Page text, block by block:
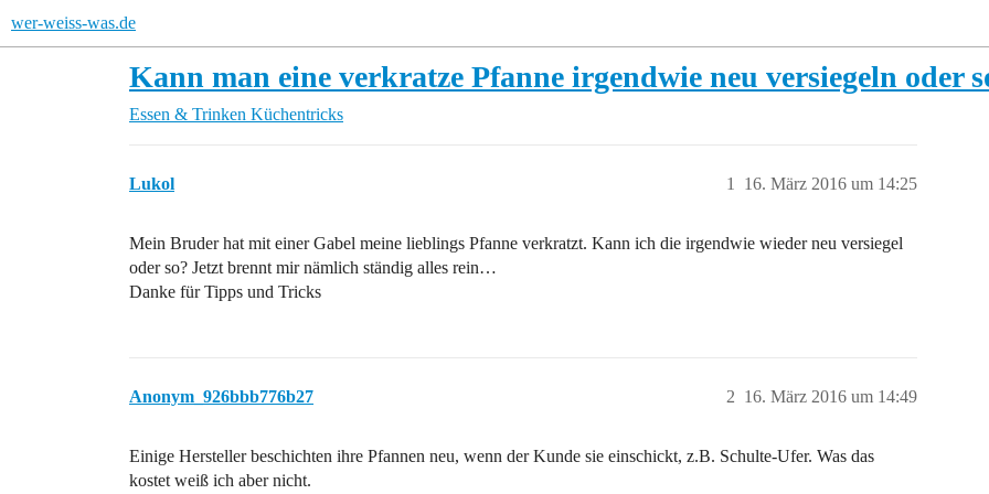
wer-weiss-was.de
Kann man eine verkratze Pfanne irgendwie neu versiegeln oder
Essen & Trinken Küchentricks
Lukol 16. März 2016 um 14:25
1
Mein Bruder hat mit einer Gabel meine lieblings Pfanne verkratzt. Kann ich die irgendwie wieder neu versiegel
oder so? Jetzt brennt mir nämlich ständig alles rein…
Danke für Tipps und Tricks
Anonym_926bbb776b27 16. März 2016 um 14:49
2
Einige Hersteller beschichten ihre Pfannen neu, wenn der Kunde sie einschickt, z.B. Schulte-Ufer. Was das
kostet weiß ich aber nicht.